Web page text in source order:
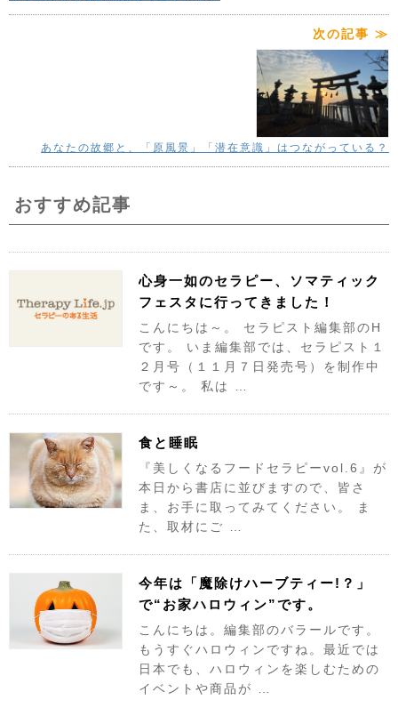
次の記事 ≫
あなたの故郷と、「原風景」「潜在意識」はつながっている？
おすすめ記事
心身一如のセラピー、ソマティック
フェスタに行ってきました！
こんにちは～。 セラピスト編集部のH
です。 いま編集部では、セラピスト１
２月号（１１月７日発売号）を制作中
です～。 私は …
食と睡眠
『美しくなるフードセラピーvol.6』が
本日から書店に並びますので、皆さ
ま、お手に取ってみてください。 ま
た、取材にご …
今年は「魔除けハーブティー!？」
で“お家ハロウィン”です。
こんにちは。編集部のバラールです。
もうすぐハロウィンですね。最近では
日本でも、ハロウィンを楽しむための
イベントや商品が …